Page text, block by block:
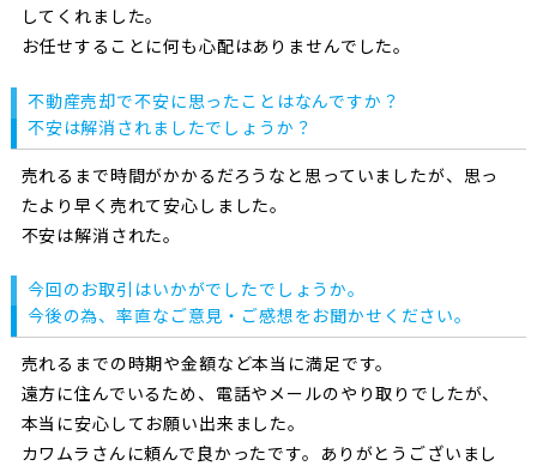
してくれました。
お任せすることに何も心配はありませんでした。
不動産売却で不安に思ったことはなんですか？
不安は解消されましたでしょうか？
売れるまで時間がかかるだろうなと思っていましたが、思っ
たより早く売れて安心しました。
不安は解消された。
今回のお取引はいかがでしたでしょうか。
今後の為、率直なご意見・ご感想をお聞かせください。
売れるまでの時期や金額など本当に満足です。
遠方に住んでいるため、電話やメールのやり取りでしたが、
本当に安心してお願い出来ました。
カワムラさんに頼んで良かったです。ありがとうございまし